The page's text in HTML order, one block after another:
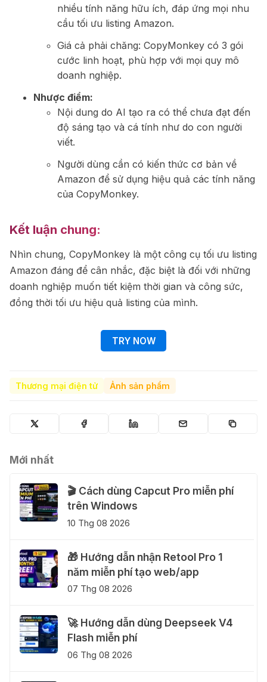
nhiều tính năng hữu ích, đáp ứng mọi nhu
cầu tối ưu listing Amazon.
Giá cả phải chăng: CopyMonkey có 3 gói
cước linh hoạt, phù hợp với mọi quy mô
doanh nghiệp.
Nhược điểm:
Nội dung do AI tạo ra có thể chưa đạt đến
độ sáng tạo và cá tính như do con người
viết.
Người dùng cần có kiến thức cơ bản về
Amazon để sử dụng hiệu quả các tính năng
của CopyMonkey.
Kết luận chung:
Nhìn chung, CopyMonkey là một công cụ tối ưu listing
Amazon đáng để cân nhắc, đặc biệt là đối với những
doanh nghiệp muốn tiết kiệm thời gian và công sức,
đồng thời tối ưu hiệu quả listing của mình.
TRY NOW
Thương mại điện tử Ảnh sản phẩm
Mới nhất
🎬 Cách dùng Capcut Pro miễn phí
trên Windows
10 Thg 08 2026
🎁 Hướng dẫn nhận Retool Pro 1
năm miễn phí tạo web/app
07 Thg 08 2026
🚀 Hướng dẫn dùng Deepseek V4
Flash miễn phí
06 Thg 08 2026